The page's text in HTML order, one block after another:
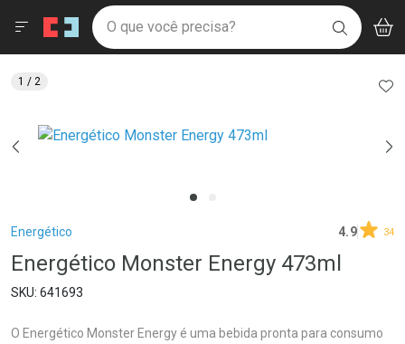
Drogaria São Paulo
Ir direto para a home
pela página
Ir direto para o conteúdo
Ir direto para a busca
Ir direto para a conta
Ir direto para a notificações
Ir direto para o carrinho
Faça a sua busca
O que você precisa? BUSCAR
Menu
Breadcrumb
Energético 4.9 34
Energético Monster Energy 473ml
641693
O Energético Monster Energy é uma bebida pronta para consumo
1 / 2